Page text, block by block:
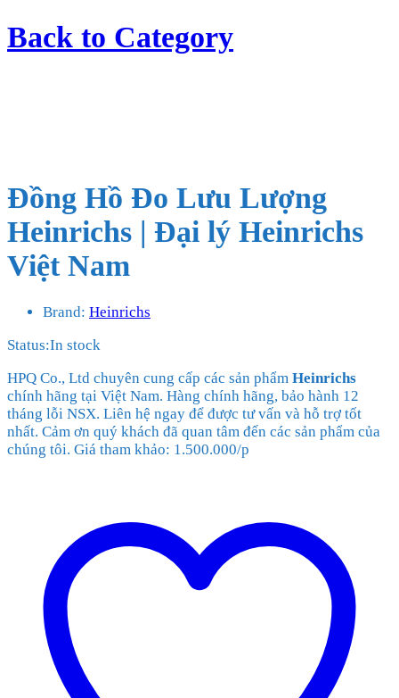
Back to Category
Đồng Hồ Đo Lưu Lượng
Heinrichs | Đại lý Heinrichs
Việt Nam
Brand: Heinrichs
Status:In stock
HPQ Co., Ltd chuyên cung cấp các sản phẩm Heinrichs
chính hãng tại Việt Nam. Hàng chính hãng, bảo hành 12
tháng lỗi NSX. Liên hệ ngay để được tư vấn và hỗ trợ tốt
nhất. Cảm ơn quý khách đã quan tâm đến các sản phẩm của
chúng tôi. Giá tham khảo: 1.500.000/p